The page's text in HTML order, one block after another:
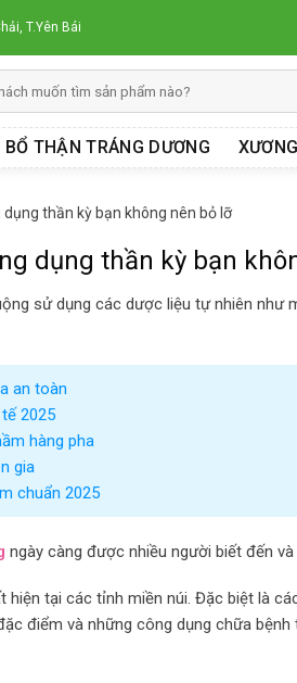
T.Yên Bái
BỔ THẬN TRÁNG DƯƠNG
thần kỳ bạn không nên bỏ lỡ
dụng thần kỳ bạn
sử dụng các dược liệu tự nhiên như
an toàn
2025
hàng pha
gia
chuẩn 2025
ngày càng được nhiều người biết đến
tại các tỉnh miền núi. Đặc biệt là
điểm và những công dụng chữa bệnh